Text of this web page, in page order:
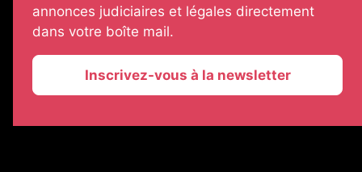
annonces judiciaires et légales directement
dans votre boîte mail.
Inscrivez-vous à la newsletter